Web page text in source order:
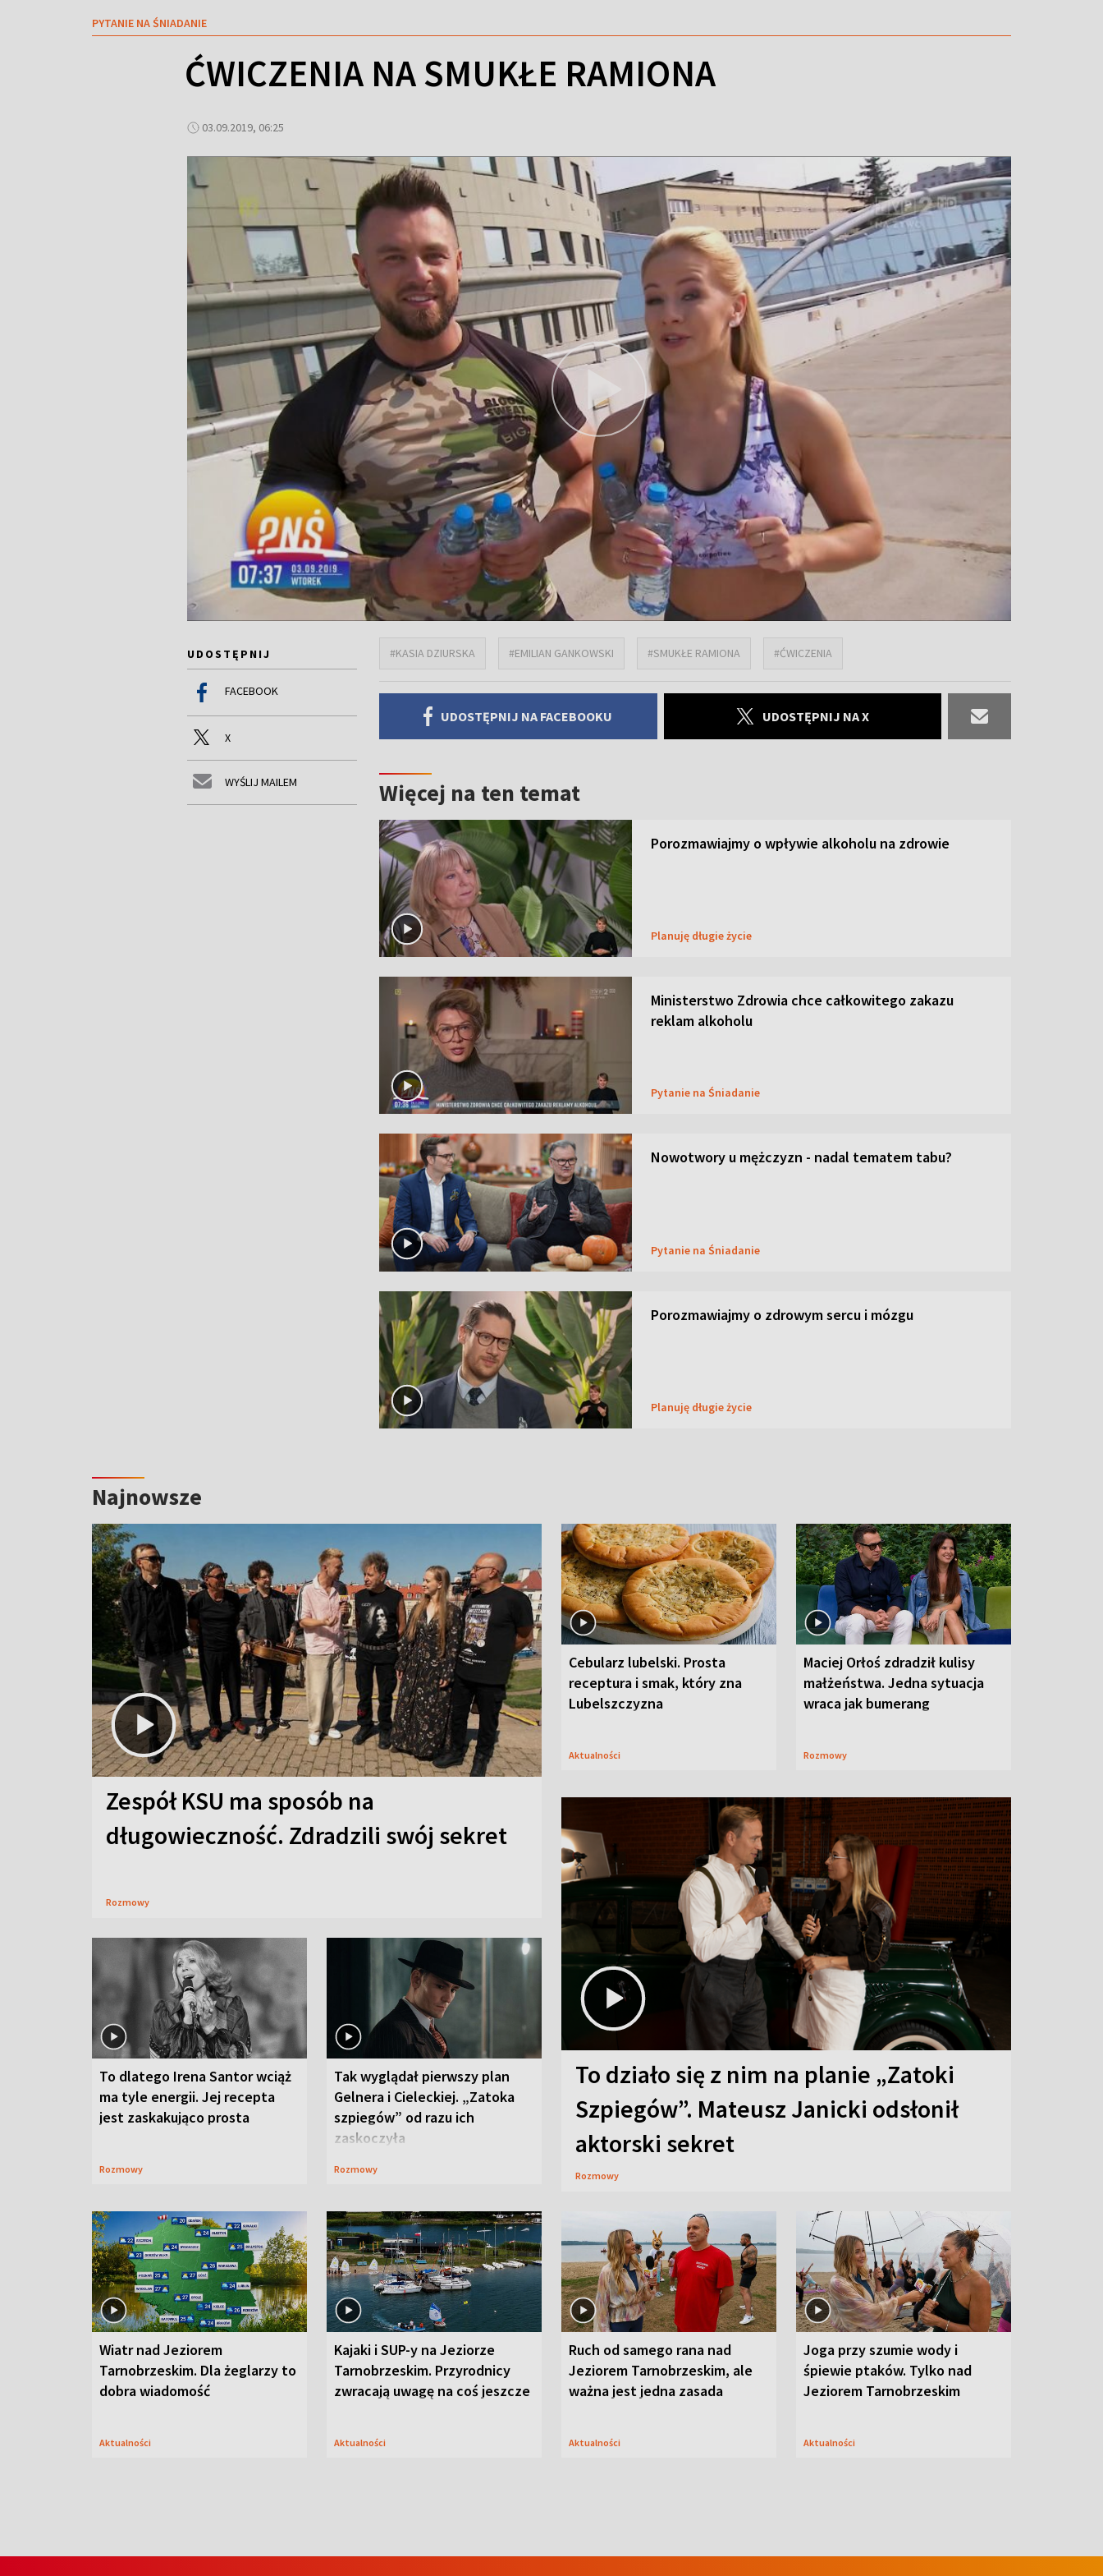
PYTANIE NA ŚNIADANIE
ĆWICZENIA NA SMUKŁE RAMIONA
03.09.2019, 06:25
UDOSTĘPNIJ
FACEBOOK
X
WYŚLIJ MAILEM
#KASIA DZIURSKA #EMILIAN GANKOWSKI #SMUKŁE RAMIONA #ĆWICZENIA
UDOSTĘPNIJ NA FACEBOOKU UDOSTĘPNIJ NA X
Więcej na ten temat
Porozmawiajmy o wpływie alkoholu na zdrowie
Planuję długie życie
Ministerstwo Zdrowia chce całkowitego zakazu
reklam alkoholu
Pytanie na Śniadanie
Nowotwory u mężczyzn - nadal tematem tabu?
Pytanie na Śniadanie
Porozmawiajmy o zdrowym sercu i mózgu
Planuję długie życie
Najnowsze
Zespół KSU ma sposób na
długowieczność. Zdradzili swój sekret
Rozmowy
Cebularz lubelski. Prosta
receptura i smak, który zna
Lubelszczyzna
Aktualności
Maciej Orłoś zdradził kulisy
małżeństwa. Jedna sytuacja
wraca jak bumerang
Rozmowy
To dlatego Irena Santor wciąż
ma tyle energii. Jej recepta
jest zaskakująco prosta
Rozmowy
Tak wyglądał pierwszy plan
Gelnera i Cieleckiej. „Zatoka
szpiegów” od razu ich
zaskoczyła
Rozmowy
To działo się z nim na planie „Zatoki
Szpiegów”. Mateusz Janicki odsłonił
aktorski sekret
Rozmowy
Wiatr nad Jeziorem
Tarnobrzeskim. Dla żeglarzy to
dobra wiadomość
Aktualności
Kajaki i SUP-y na Jeziorze
Tarnobrzeskim. Przyrodnicy
zwracają uwagę na coś jeszcze
Aktualności
Ruch od samego rana nad
Jeziorem Tarnobrzeskim, ale
ważna jest jedna zasada
Aktualności
Joga przy szumie wody i
śpiewie ptaków. Tylko nad
Jeziorem Tarnobrzeskim
Aktualności